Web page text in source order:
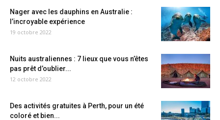
Nager avec les dauphins en Australie :
l’incroyable expérience
19 octobre 2022
Nuits australiennes : 7 lieux que vous n’êtes
pas prêt d’oublier...
12 octobre 2022
Des activités gratuites à Perth, pour un été
coloré et bien...